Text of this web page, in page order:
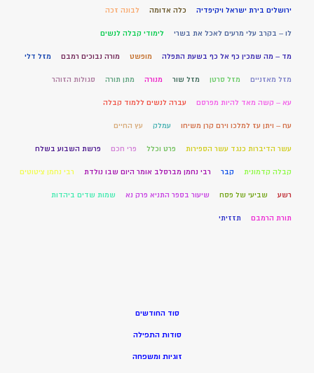
ירושלים בירת ישראל ויקיפדיה כלה אדומה לבונה זכה
לו – בקרב עלי מרעים לאכל את בשרי לימודי קבלה לנשים
מד – מה שמכין כף אל כף בשעת התפלה מופשט מורה נבוכים רמבם מזל דלי
מזל מאזניים מזל סרטן מזל שור מנורה מתן תורה סגולות הזוהר
עא – קשה מאד להיות מפרסם עברה לנשים ללמוד קבלה
עח – ויתן עז למלכו וירם קרן משיחו עמלק עץ החיים
עשר הדיברות כנגד עשר הספירות פרט וכלל פרי חכם פרשת השבוע בשלח
קבלה קדמונית קבר רבי נחמן מברסלב אומר היום שבו נולדת רבי נחמן ציטוטים
רשע שביעי של פסח שיעור בספר התניא פרק נא שמות שדים ביהדות
תורת הרמבם תזזיתי
סוד החודשים
סודות התפילה
זוגיות ומשפחה